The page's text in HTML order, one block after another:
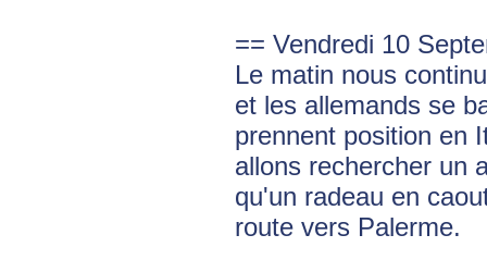
== Vendredi 10
Le matin nous
et les allemands se
prennent position en
allons rechercher un
qu'un radeau en
route vers Palerme.